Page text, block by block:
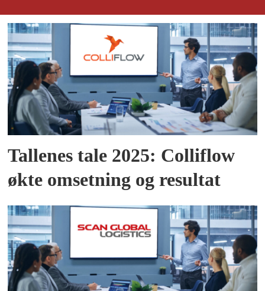
Tallenes tale 2025: Colliflow
økte omsetning og resultat